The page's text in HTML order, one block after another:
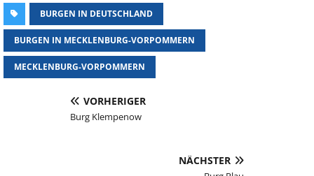
BURGEN IN DEUTSCHLAND
BURGEN IN MECKLENBURG-VORPOMMERN
MECKLENBURG-VORPOMMERN
VORHERIGER
Burg Klempenow
NÄCHSTER